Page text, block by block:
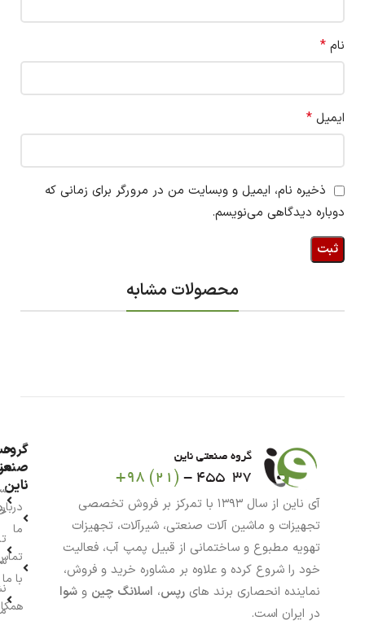
نام *
ایمیل *
ذخیره نام، ایمیل و وبسایت من در مرورگر برای زمانی که
دوباره دیدگاهی می‌نویسم.
محصولات مشابه
آی ناین از سال ۱۳۹۳ با تمرکز بر فروش تخصصی
تجهیزات و ماشین آلات صنعتی، شیرآلات، تجهیزات
تهویه مطبوع و ساختمانی از قبیل پمپ آب، فعالیت
خود را شروع کرده و علاوه بر مشاوره خرید و فروش،
نماینده انحصاری برند های رپس، اسلانگ چین و شوا
در ایران است.
گروه
ناین
ما
با ما